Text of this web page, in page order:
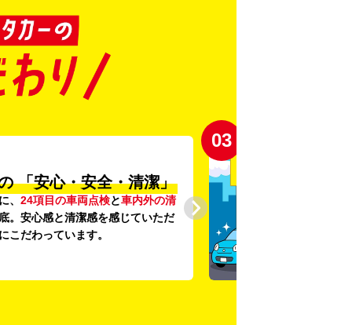
「安心・安全・清潔」
、 24項目の車両点検と車内外の清
。安心感と清潔感を感じていただ
こだわっています。
03